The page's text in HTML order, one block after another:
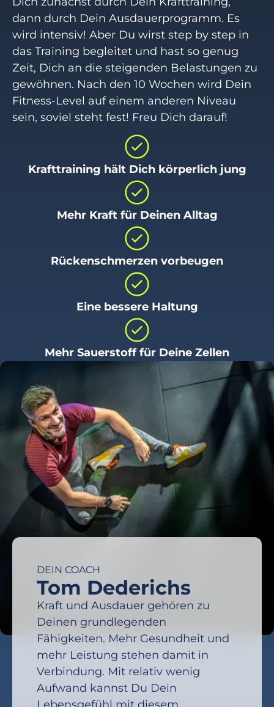
dann durch Dein Ausdauerprogramm. Es
wird intensiv! Aber Du wirst step by step in
das Training begleitet und hast so genug
Zeit, Dich an die steigenden Belastungen zu
gewöhnen. Nach den 10 Wochen wird Dein
Fitness-Level auf einem anderen Niveau
sein, soviel steht fest! Freu Dich darauf!
Krafttraining hält Dich körperlich jung
Mehr Kraft für Deinen Alltag
Rückenschmerzen vorbeugen
Eine bessere Haltung
Mehr Sauerstoff für Deine Zellen
DEIN COACH
Tom Dederichs
Kraft und Ausdauer gehören zu
Deinen grundlegenden
Fähigkeiten. Mehr Gesundheit und
mehr Leistung stehen damit in
Verbindung. Mit relativ wenig
Aufwand kannst Du Dein